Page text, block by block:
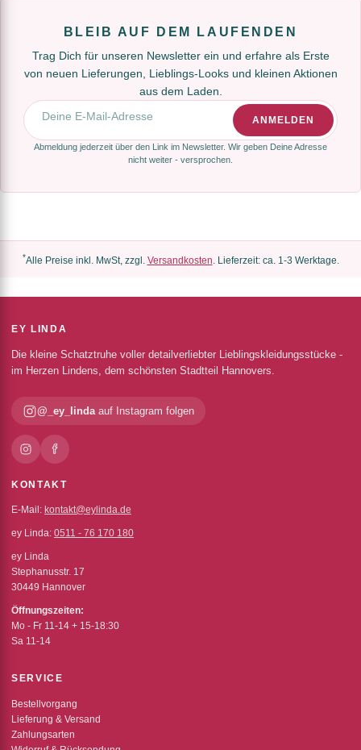
BLEIB AUF DEM LAUFENDEN
Trag Dich für unseren Newsletter ein und erfahre als Erste
von neuen Lieferungen, Lieblings-Looks und kleinen Aktionen
aus dem Laden.
E-Mail-Adresse
ANMELDEN
Abmeldung jederzeit über den Link im Newsletter. Wir geben Deine Adresse
nicht weiter - versprochen.
*Alle Preise inkl. MwSt, zzgl. Versandkosten. Lieferzeit: ca. 1-3 Werktage.
EY LINDA
Die kleine Schatztruhe voller detailverliebter Lieblingskleidungsstücke -
im Herzen Lindens, dem schönsten Stadtteil Hannovers.
@_ey_lindaauf Instagram folgen
KONTAKT
E-Mail: kontakt@eylinda.de
ey Linda: 0511 - 76 170 180
ey Linda
Stephanusstr. 17
30449 Hannover
Öffnungszeiten:
Mo - Fr 11-14 + 15-18:30
Sa 11-14
SERVICE
Bestellvorgang
Lieferung & Versand
Zahlungsarten